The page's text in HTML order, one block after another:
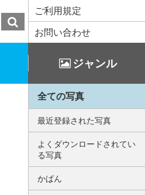
ご利用規定
お問い合わせ
ジャンル
全ての写真
最近登録された写真
よくダウンロードされてい
る写真
かばん